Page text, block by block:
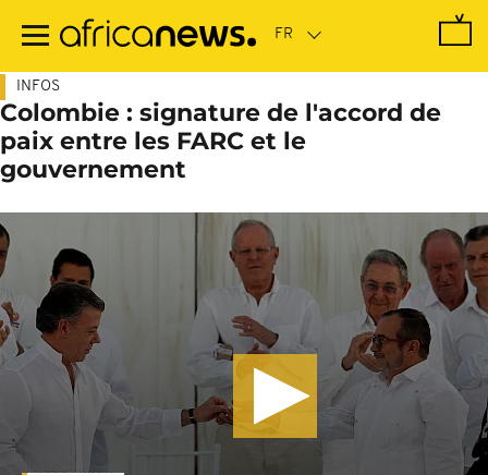
contenu
INFOS
Colombie : signature de l'accord de
paix entre les FARC et le
gouvernement